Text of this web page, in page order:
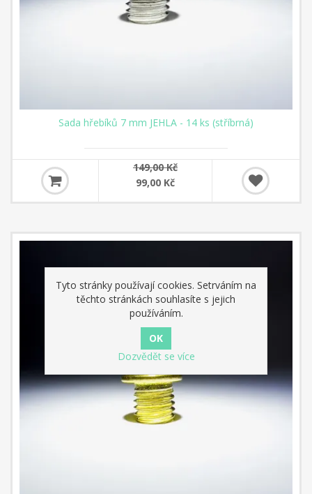
Sada hřebíků 7 mm JEHLA - 14 ks (stříbrná)
149,00 Kč
99,00 Kč
Tyto stránky používají cookies. Setrváním na
těchto stránkách souhlasíte s jejich
používáním.
Dozvědět se více